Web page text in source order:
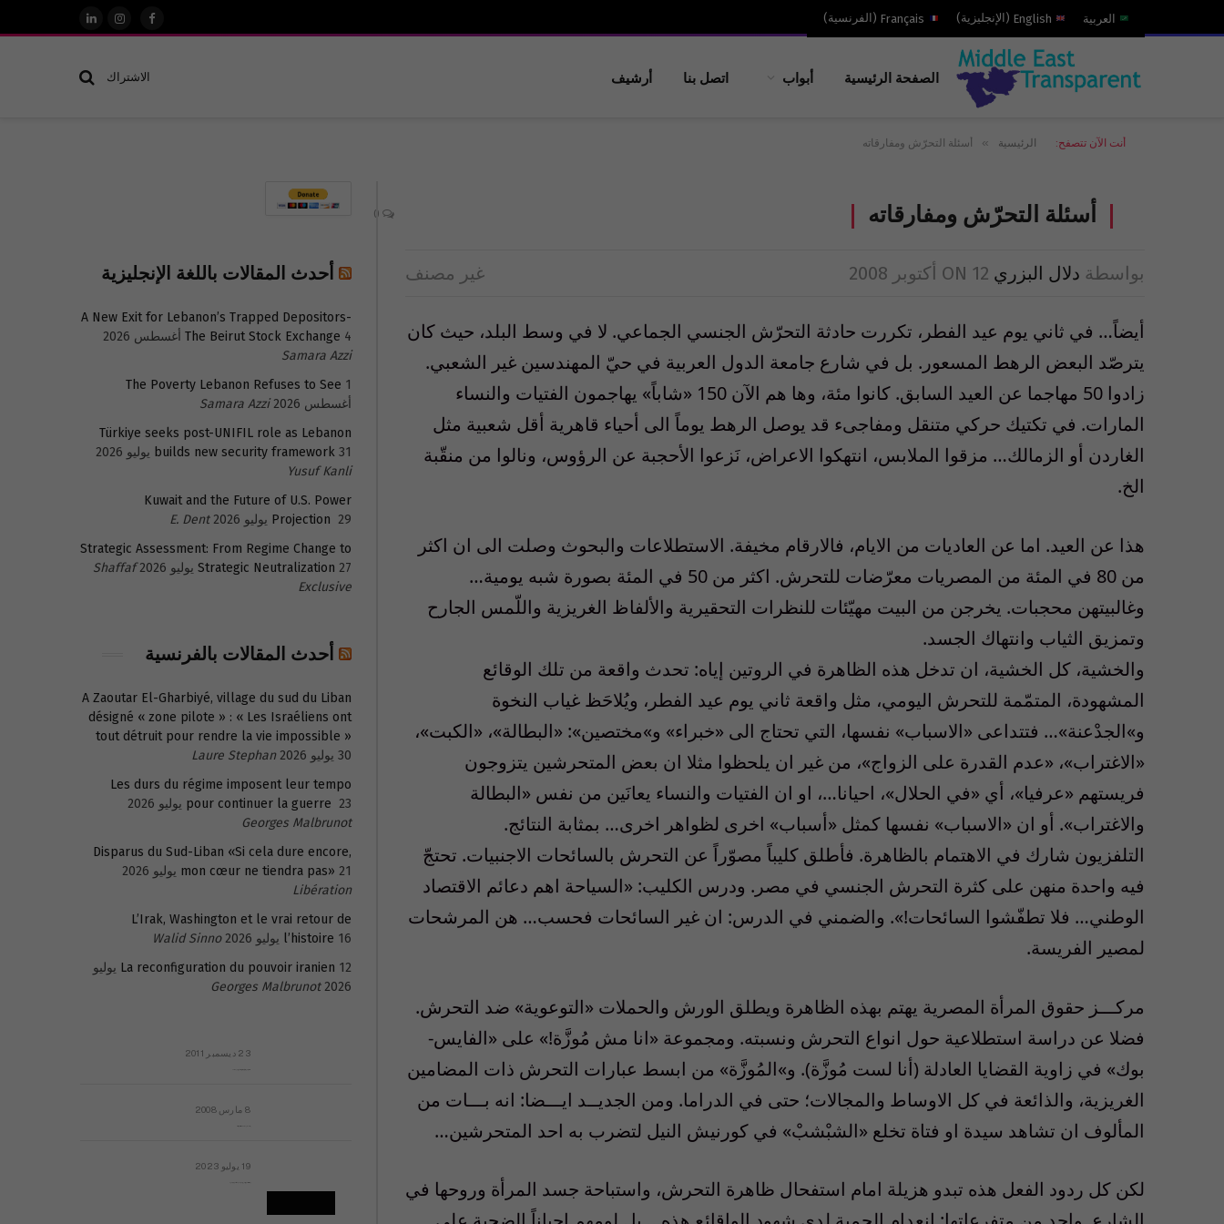
العربية English
( الإنجليزية)
Français
( الفرنسية)
فيسبوكالانستغرام
لينكدإن
الصفحة الرئيسية أبواب اتصل بنا أرشيف الاشتراك
أنت الآن تتصفح: الرئيسية » أسئلة التحرّش ومفارقاته
أسئلة التحرّش ومفارقاته
بواسطة دلال البزري ON 12 أكتوبر 2008 غير مصنف
أيضاً… في ثاني يوم عيد الفطر، تكررت حادثة التحرّش الجنسي الجماعي. لا في وسط البلد، حيث كان
يترصّد البعض الرهط المسعور. بل في شارع جامعة الدول العربية في حيّ المهندسين غير الشعبي.
زادوا 50 مهاجما عن العيد السابق. كانوا مئة، وها هم الآن 150 «شاباً» يهاجمون الفتيات والنساء
المارات. في تكتيك حركي متنقل ومفاجىء قد يوصل الرهط يوماً الى أحياء قاهرية أقل شعبية مثل
الغاردن أو الزمالك… مزقوا الملابس، انتهكوا الاعراض، نَزعوا الأحجبة عن الرؤوس، ونالوا من منقّبة
الخ.
هذا عن العيد. اما عن العاديات من الايام، فالارقام مخيفة. الاستطلاعات والبحوث وصلت الى ان اكثر
من 80 في المئة من المصريات معرّضات للتحرش. اكثر من 50 في المئة بصورة شبه يومية…
وغالبيتهن محجبات. يخرجن من البيت مهيّئات للنظرات التحقيرية والألفاظ الغريزية واللّمس الجارح
وتمزيق الثياب وانتهاك الجسد.
والخشية، كل الخشية، ان تدخل هذه الظاهرة في الروتين إياه: تحدث واقعة من تلك الوقائع
المشهودة، المتمّمة للتحرش اليومي، مثل واقعة ثاني يوم عيد الفطر، ويُلاحَظ غياب النخوة
و»الجدْعنة»… فتتداعى «الاسباب» نفسها، التي تحتاج الى «خبراء» و»مختصين»: «البطالة»، «الكبت»،
«الاغتراب»، «عدم القدرة على الزواج»، من غير ان يلحظوا مثلا ان بعض المتحرشين يتزوجون
فريستهم «عرفيا»، أي «في الحلال»، احيانا…، او ان الفتيات والنساء يعانَين من نفس «البطالة
والاغتراب». أو ان «الاسباب» نفسها كمثل «أسباب» اخرى لظواهر اخرى… بمثابة النتائج.
التلفزيون شارك في الاهتمام بالظاهرة. فأطلق كليباً مصوّراً عن التحرش بالسائحات الاجنبيات. تحتجّ
فيه واحدة منهن على كثرة التحرش الجنسي في مصر. ودرس الكليب: «السياحة اهم دعائم الاقتصاد
الوطني… فلا تطفّشوا السائحات!». والضمني في الدرس: ان غير السائحات فحسب… هن المرشحات
لمصير الفريسة.
مركـــز حقوق المرأة المصرية يهتم بهذه الظاهرة ويطلق الورش والحملات «التوعوية» ضد التحرش.
فضلا عن دراسة استطلاعية حول انواع التحرش ونسبته. ومجموعة «انا مش مُوزَّة!» على «الفايس-
بوك» في زاوية القضايا العادلة (أنا لست مُوزَّة). و»المُوزَّة» من ابسط عبارات التحرش ذات المضامين
الغريزية، والذائعة في كل الاوساط والمجالات؛ حتى في الدراما. ومن الجديــد ايـــضا: انه بـــات من
المألوف ان تشاهد سيدة او فتاة تخلع «الشبْشبْ» في كورنيش النيل لتضرب به احد المتحرشين…
لكن كل ردود الفعل هذه تبدو هزيلة امام استفحال ظاهرة التحرش، واستباحة جسد المرأة وروحها في
أحدث المقالات باللغة الإنجليزية
A New Exit for Lebanon’s Trapped Depositors-
The Beirut Stock Exchange 4 أغسطس 2026
Samara Azzi
The Poverty Lebanon Refuses to See 1
أغسطس 2026
Samara Azzi
Türkiye seeks post-UNIFIL role as Lebanon
builds new security framework 31 يوليو 2026
Yusuf Kanli
Kuwait and the Future of U.S. Power
Projection 29 يوليو 2026
E. Dent
Strategic Assessment: From Regime Change to
Strategic Neutralization 27 يوليو 2026
Shaffaf
Exclusive
أحدث المقالات بالفرنسية
A Zaoutar El-Gharbiyé, village du sud du Liban
désigné « zone pilote » : « Les Israéliens ont
tout détruit pour rendre la vie impossible »
30 يوليو 2026
Laure Stephan
Les durs du régime imposent leur tempo
pour continuer la guerre 23 يوليو 2026
Georges Malbrunot
Disparus du Sud-Liban «Si cela dure encore,
mon cœur ne tiendra pas» 21 يوليو 2026
Libération
L’Irak, Washington et le vrai retour de
l’histoire 16 يوليو 2026
Walid Sinno
La reconfiguration du pouvoir iranien 12 يوليو
2026
Georges Malbrunot
23 ديسمبر 2011
8 مارس 2008
19 يوليو 2023